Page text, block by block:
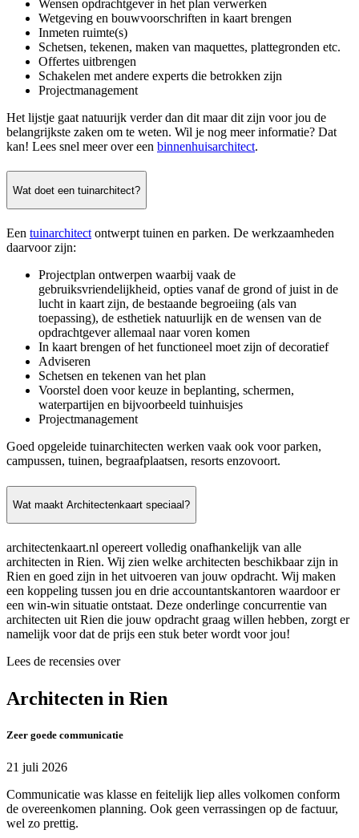
Wensen opdrachtgever in het plan verwerken
Wetgeving en bouwvoorschriften in kaart brengen
Inmeten ruimte(s)
Schetsen, tekenen, maken van maquettes, plattegronden etc.
Offertes uitbrengen
Schakelen met andere experts die betrokken zijn
Projectmanagement
Het lijstje gaat natuurijk verder dan dit maar dit zijn voor jou de
belangrijkste zaken om te weten. Wil je nog meer informatie? Dat
kan! Lees snel meer over een binnenhuisarchitect.
Wat doet een tuinarchitect?
Een tuinarchitect ontwerpt tuinen en parken. De werkzaamheden
daarvoor zijn:
Projectplan ontwerpen waarbij vaak de
gebruiksvriendelijkheid, opties vanaf de grond of juist in de
lucht in kaart zijn, de bestaande begroeiing (als van
toepassing), de esthetiek natuurlijk en de wensen van de
opdrachtgever allemaal naar voren komen
In kaart brengen of het functioneel moet zijn of decoratief
Adviseren
Schetsen en tekenen van het plan
Voorstel doen voor keuze in beplanting, schermen,
waterpartijen en bijvoorbeeld tuinhuisjes
Projectmanagement
Goed opgeleide tuinarchitecten werken vaak ook voor parken,
campussen, tuinen, begraafplaatsen, resorts enzovoort.
Wat maakt Architectenkaart speciaal?
architectenkaart.nl opereert volledig onafhankelijk van alle
architecten in Rien. Wij zien welke architecten beschikbaar zijn in
Rien en goed zijn in het uitvoeren van jouw opdracht. Wij maken
een koppeling tussen jou en drie accountantskantoren waardoor er
een win-win situatie ontstaat. Deze onderlinge concurrentie van
architecten uit Rien die jouw opdracht graag willen hebben, zorgt er
namelijk voor dat de prijs een stuk beter wordt voor jou!
Lees de recensies over
Architecten in Rien
Zeer goede communicatie
21 juli 2026
Communicatie was klasse en feitelijk liep alles volkomen conform
de overeenkomen planning. Ook geen verrassingen op de factuur,
wel zo prettig.